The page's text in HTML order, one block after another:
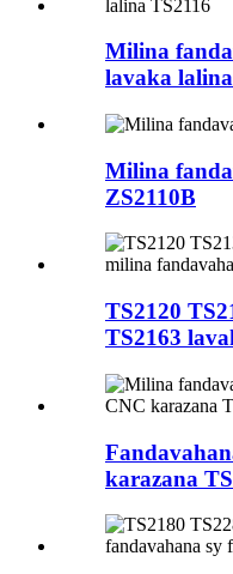
Milina
lavaka
Milina
ZS2110B
TS2120
TS2163
karazana